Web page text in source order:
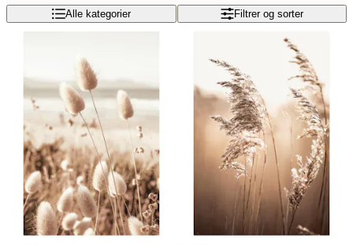
Alle kategorier Filtrer og sorter